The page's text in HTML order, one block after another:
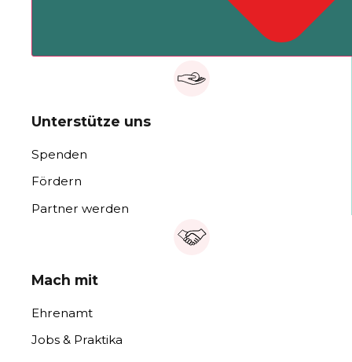
Unterstütze uns
Spenden
Fördern
Partner werden
Mach mit
Ehrenamt
Jobs & Praktika